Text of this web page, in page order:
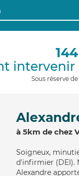
intervenir
Sous réserve
à 5km de chez
Soigneux,
d'infirmier (DEI).
Alexandre